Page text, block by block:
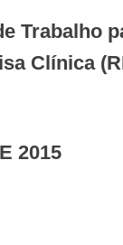
Clínica
2015